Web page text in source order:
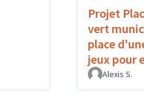
Projet
vert
place
jeux pour
Alexis S.